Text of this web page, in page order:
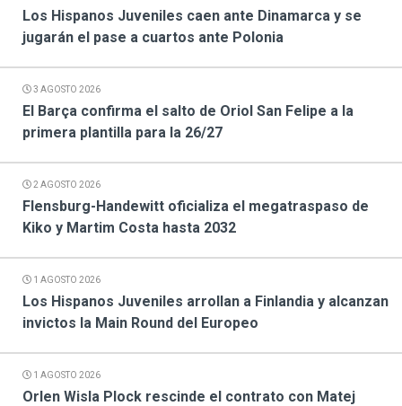
Los Hispanos Juveniles caen ante Dinamarca y se
jugarán el pase a cuartos ante Polonia
3 AGOSTO 2026
El Barça confirma el salto de Oriol San Felipe a la
primera plantilla para la 26/27
2 AGOSTO 2026
Flensburg-Handewitt oficializa el megatraspaso de
Kiko y Martim Costa hasta 2032
1 AGOSTO 2026
Los Hispanos Juveniles arrollan a Finlandia y alcanzan
invictos la Main Round del Europeo
1 AGOSTO 2026
Orlen Wisla Plock rescinde el contrato con Matej